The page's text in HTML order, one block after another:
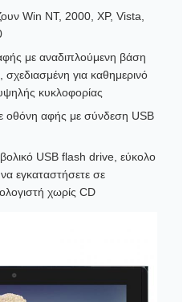
Win NT, 2000, XP, Vista,
με αναδιπλούμενη βάση
για καθημερινό
κυκλοφορίας
οθόνη αφής με σύνδεση USB
USB flash drive, εύκολο
εγκαταστήσετε σε
χωρίς CD